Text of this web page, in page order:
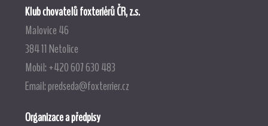
Klub chovatelů foxteriérů ČR, z.s.
Malovice 46
384 11 Netolice
Mobil: +420 607 630 483
Email:predseda@foxterrier.cz
Organizace a předpisy